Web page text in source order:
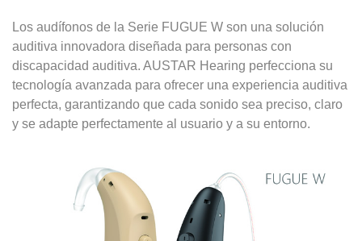
Los audífonos de la Serie FUGUE W son una solución
auditiva innovadora diseñada para personas con
discapacidad auditiva. AUSTAR Hearing perfecciona su
tecnología avanzada para ofrecer una experiencia auditiva
perfecta, garantizando que cada sonido sea preciso, claro
y se adapte perfectamente al usuario y a su entorno.